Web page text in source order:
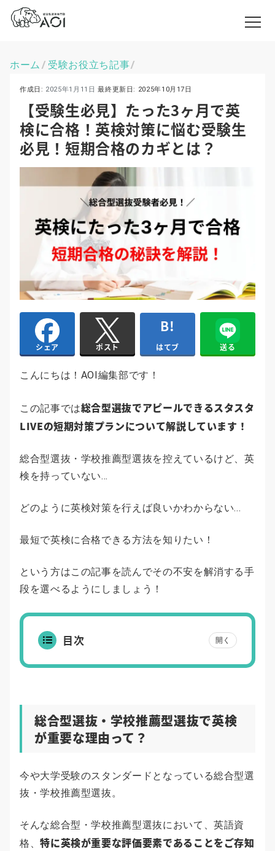
ホーム \ 受験お役立ち記事\
作成日: 2025年1月11日最終更新日: 2025年10月17日
【受験生必見】たった3ヶ月で英
検に合格！英検対策に悩む受験生
必見！短期合格のカギとは？
シェア ポスト はてブ 送る
こんにちは！AOI編集部です！
この記事では総合型選抜でアピールできるスタスタ
LIVEの短期対策プランについて解説しています！
総合型選抜・学校推薦型選抜を控えているけど、英
検を持っていない...
どのように英検対策を行えば良いかわからない...
最短で英検に合格できる方法を知りたい！
という方はこの記事を読んでその不安を解消する手
段を選べるようにしましょう！
目次 開く
総合型選抜・学校推薦型選抜で英検
が重要な理由って？
今や大学受験のスタンダードとなっている総合型選
抜・学校推薦型選抜。
そんな総合型・学校推薦型選抜において、英語資
格、特に英検が重要な評価要素であることをご存知